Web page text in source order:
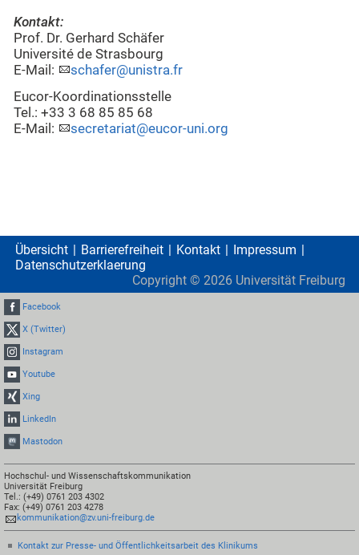
Kontakt:
Prof. Dr. Gerhard Schäfer
Université de Strasbourg
E-Mail:
schafer@unistra.fr
Eucor-Koordinationsstelle
Tel.: +33 3 68 85 85 68
E-Mail:
secretariat@eucor-uni.org
Übersicht Barrierefreiheit Kontakt
Impressum
Datenschutzerklaerung
Copyright © 2026 Universität Freiburg
Facebook
X (Twitter)
Instagram
Youtube
Xing
LinkedIn
Mastodon
Hochschul- und Wissenschaftskommunikation
Universität Freiburg
Tel.: (+49) 0761 203 4302
Fax: (+49) 0761 203 4278
kommunikation@zv.uni-freiburg.de
Kontakt zur Presse- und Öffentlichkeitsarbeit des Klinikums